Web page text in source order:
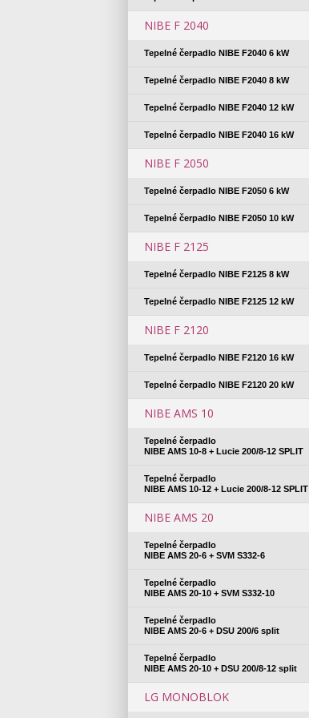
NIBE F 2040
Tepelné čerpadlo NIBE F2040 6 kW
Tepelné čerpadlo NIBE F2040 8 kW
Tepelné čerpadlo NIBE F2040 12 kW
Tepelné čerpadlo NIBE F2040 16 kW
NIBE F 2050
Tepelné čerpadlo NIBE F2050 6 kW
Tepelné čerpadlo NIBE F2050 10 kW
NIBE F 2125
Tepelné čerpadlo NIBE F2125 8 kW
Tepelné čerpadlo NIBE F2125 12 kW
NIBE F 2120
Tepelné čerpadlo NIBE F2120 16 kW
Tepelné čerpadlo NIBE F2120 20 kW
NIBE AMS 10
Tepelné čerpadlo
NIBE AMS 10-8 + Lucie 200/8-12 SPLIT
Tepelné čerpadlo
NIBE AMS 10-12 + Lucie 200/8-12 SPLIT
NIBE AMS 20
Tepelné čerpadlo
NIBE AMS 20-6 + SVM S332-6
Tepelné čerpadlo
NIBE AMS 20-10 + SVM S332-10
Tepelné čerpadlo
NIBE AMS 20-6 + DSU 200/6 split
Tepelné čerpadlo
NIBE AMS 20-10 + DSU 200/8-12 split
LG MONOBLOK